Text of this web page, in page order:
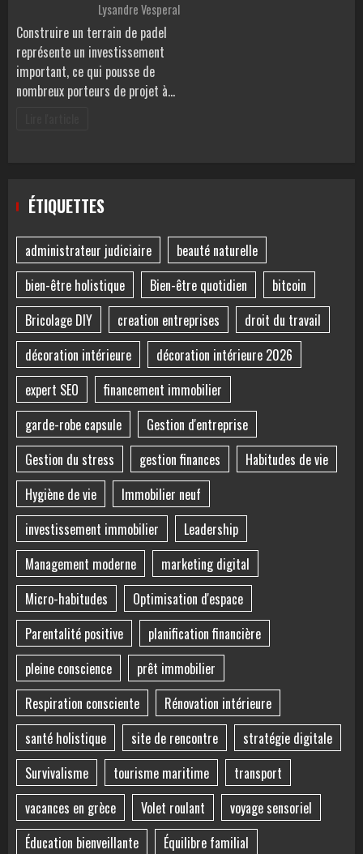
Lysandre Vesperal
Construire un terrain de padel
représente un investissement
important, ce qui pousse de
nombreux porteurs de projet à…
ÉTIQUETTES
administrateur judiciaire
beauté naturelle
bien-être holistique
Bien-être quotidien
bitcoin
Bricolage DIY
creation entreprises
droit du travail
décoration intérieure
décoration intérieure 2026
expert SEO
financement immobilier
garde-robe capsule
Gestion d'entreprise
Gestion du stress
gestion finances
Habitudes de vie
Hygiène de vie
Immobilier neuf
investissement immobilier
Leadership
Management moderne
marketing digital
Micro-habitudes
Optimisation d'espace
Parentalité positive
planification financière
pleine conscience
prêt immobilier
Respiration consciente
Rénovation intérieure
santé holistique
site de rencontre
stratégie digitale
Survivalisme
tourisme maritime
transport
vacances en grèce
Volet roulant
voyage sensoriel
Éducation bienveillante
Équilibre familial